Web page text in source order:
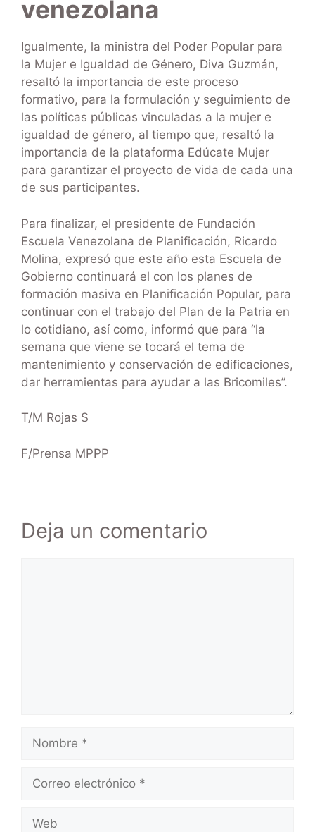
venezolana
Igualmente, la ministra del Poder Popular para
la Mujer e Igualdad de Género, Diva Guzmán,
resaltó la importancia de este proceso
formativo, para la formulación y seguimiento de
las políticas públicas vinculadas a la mujer e
igualdad de género, al tiempo que, resaltó la
importancia de la plataforma Edúcate Mujer
para garantizar el proyecto de vida de cada una
de sus participantes.
Para finalizar, el presidente de Fundación
Escuela Venezolana de Planificación, Ricardo
Molina, expresó que este año esta Escuela de
Gobierno continuará el con los planes de
formación masiva en Planificación Popular, para
continuar con el trabajo del Plan de la Patria en
lo cotidiano, así como, informó que para “la
semana que viene se tocará el tema de
mantenimiento y conservación de edificaciones,
dar herramientas para ayudar a las Bricomiles”.
T/M Rojas S
F/Prensa MPPP
Deja un comentario